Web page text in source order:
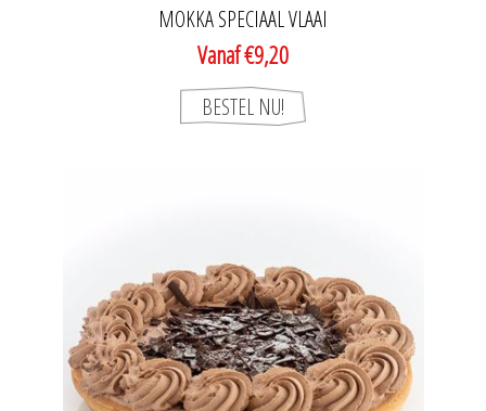
MOKKA SPECIAAL VLAAI
Vanaf €9,20